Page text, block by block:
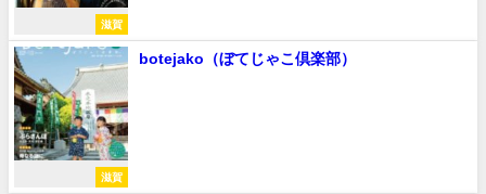
滋賀
滋賀
botejako（ぼてじゃこ倶楽部）